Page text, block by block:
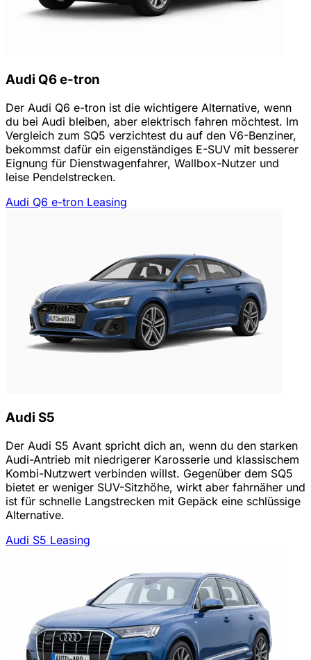
Audi Q6 e-tron
Der Audi Q6 e-tron ist die wichtigere Alternative, wenn
du bei Audi bleiben, aber elektrisch fahren möchtest. Im
Vergleich zum SQ5 verzichtest du auf den V6-Benziner,
bekommst dafür ein eigenständiges E-SUV mit besserer
Eignung für Dienstwagenfahrer, Wallbox-Nutzer und
leise Pendelstrecken.
Audi Q6 e-tron Leasing
Audi S5
Der Audi S5 Avant spricht dich an, wenn du den starken
Audi-Antrieb mit niedrigerer Karosserie und klassischem
Kombi-Nutzwert verbinden willst. Gegenüber dem SQ5
bietet er weniger SUV-Sitzhöhe, wirkt aber fahrnäher und
ist für schnelle Langstrecken mit Gepäck eine schlüssige
Alternative.
Audi S5 Leasing